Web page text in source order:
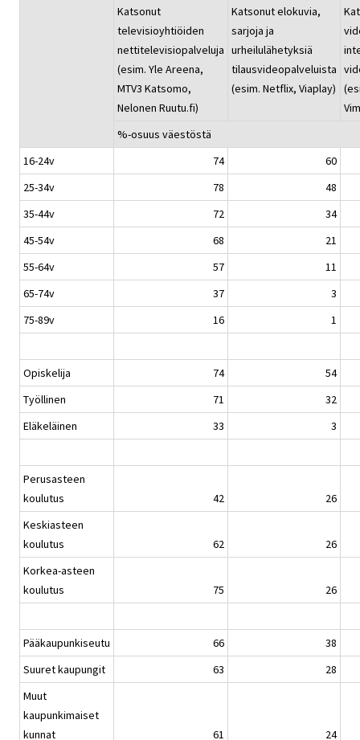
Katsonut
televisioyhtiöiden
nettitelevisiopalveluja
(esim. Yle Areena,
MTV3 Katsomo,
Nelonen Ruutu.fi)
Katsonut elokuvia,
sarjoja ja
urheilulähetyksiä
tilausvideopalveluista
(esim. Netflix, Viaplay)
%-osuus väestöstä
16-24v
74
60
25-34v
78
48
35-44v
72
34
45-54v
68
21
55-64v
57
11
65-74v
37
3
75-89v
16 1
Opiskelija 74
54
Työllinen
71
32
Eläkeläinen
33 3
Perusasteen
koulutus
42
26
Keskiasteen
koulutus
62
26
Korkea-asteen
koulutus
75 26
Pääkaupunkiseutu 66
38
Suuret kaupungit
63
28
Muut
kaupunkimaiset
kunnat
61
24